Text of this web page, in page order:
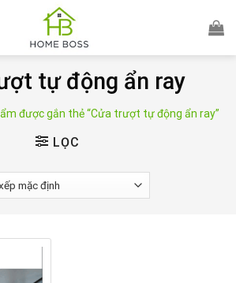
tự động ẩn ray
được gắn thẻ “Cửa trượt tự động ẩn ray”
LỌC